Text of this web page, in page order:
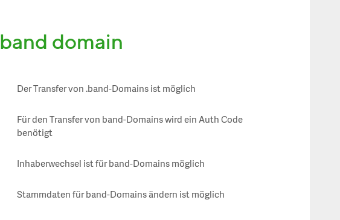
domain
Der Transfer von .band-Domains ist möglich
Für den Transfer von band-Domains wird ein Auth Code
benötigt
Inhaberwechsel ist für band-Domains möglich
Stammdaten für band-Domains ändern ist möglich